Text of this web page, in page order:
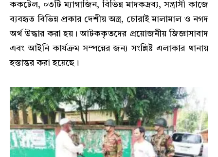
ককটেল, ০৩টি ম্যাগাজিন, বিভিন্ন মাদকদ্রব্য, সন্ত্রাসী কাজে
ব্যবহৃত বিভিন্ন প্রকার দেশীয় অস্ত্র, চোরাই মালামাল ও নগদ
অর্থ উদ্ধার করা হয়। আটককৃতদের প্রয়োজনীয় জিজ্ঞাসাবাদ
এবং আইনি কার্যক্রম সম্পন্নের জন্য সংশ্লিষ্ট এলাকার থানায়
হস্তান্তর করা হয়েছে।